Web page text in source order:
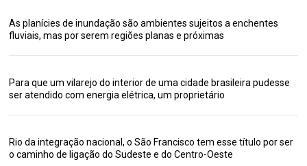
As planícies de inundação são ambientes sujeitos a enchentes
fluviais, mas por serem regiões planas e próximas
Para que um vilarejo do interior de uma cidade brasileira pudesse
ser atendido com energia elétrica, um proprietário
Rio da integração nacional, o São Francisco tem esse título por ser
o caminho de ligação do Sudeste e do Centro-Oeste